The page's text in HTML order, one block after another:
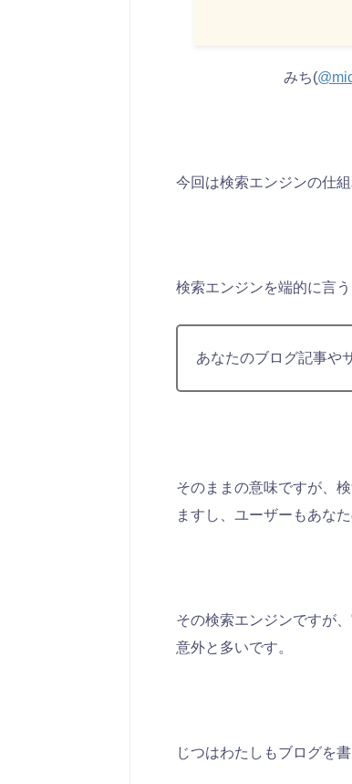
みち(
今回は検索エンジンの仕
検索エンジンを端的に言う
あなたのブログ記事や
そのままの意味ですが、
ますし、ユーザーもあな
その検索エンジンですが
意外と多いです。
じつはわたしもブログを